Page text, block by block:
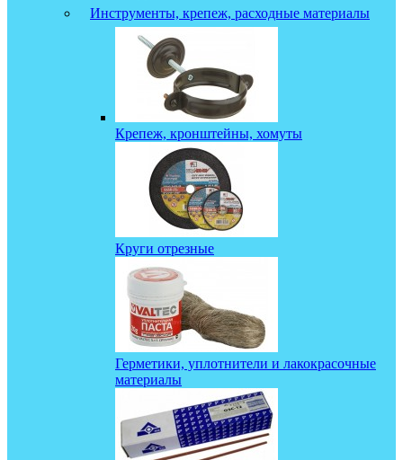
Инструменты, крепеж, расходные материалы
Крепеж, кронштейны, хомуты
Круги отрезные
Герметики, уплотнители и лакокрасочные
материалы